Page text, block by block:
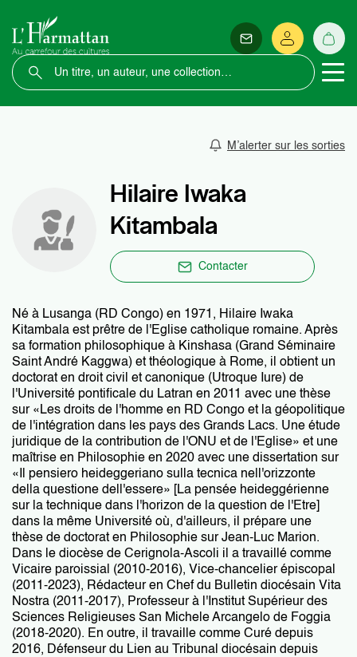
M’alerter sur les sorties
Hilaire Iwaka
Kitambala
Contacter
Né à Lusanga (RD Congo) en 1971, Hilaire Iwaka
Kitambala est prêtre de l'Eglise catholique romaine. Après
sa formation philosophique à Kinshasa (Grand Séminaire
Saint André Kaggwa) et théologique à Rome, il obtient un
doctorat en droit civil et canonique (Utroque Iure) de
l'Université pontificale du Latran en 2011 avec une thèse
sur «Les droits de l'homme en RD Congo et la géopolitique
de l'intégration dans les pays des Grands Lacs. Une étude
juridique de la contribution de l'ONU et de l'Eglise» et une
maîtrise en Philosophie en 2020 avec une dissertation sur
«Il pensiero heideggeriano sulla tecnica nell'orizzonte
della questione dell'essere» [La pensée heideggérienne
sur la technique dans l'horizon de la question de l'Etre]
dans la même Université où, d'ailleurs, il prépare une
thèse de doctorat en Philosophie sur Jean-Luc Marion.
Dans le diocèse de Cerignola-Ascoli il a travaillé comme
Vicaire paroissial (2010-2016), Vice-chancelier épiscopal
(2011-2023), Rédacteur en Chef du Bulletin diocésain Vita
Nostra (2011-2017), Professeur à l'Institut Supérieur des
Sciences Religieuses San Michele Arcangelo de Foggia
(2018-2020). En outre, il travaille comme Curé depuis
2016, Défenseur du Lien au Tribunal diocésain depuis